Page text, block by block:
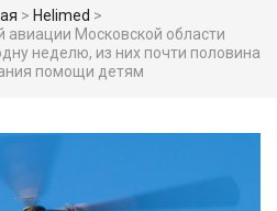
> Helimed >
авиации Московской области
неделю, из них почти половина
помощи детям